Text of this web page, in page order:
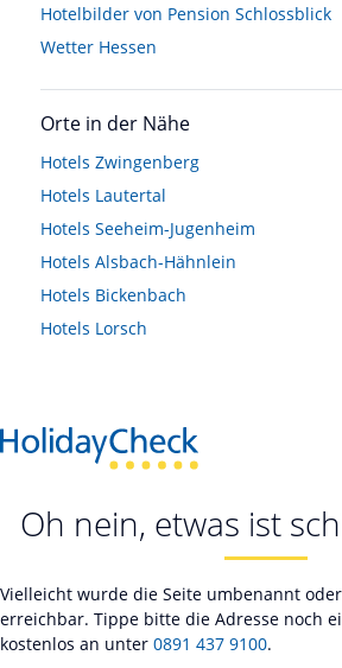
Hotelbilder von Pension Schlossblick
Wetter Hessen
Orte in der Nähe
Hotels Zwingenberg
Hotels Lautertal
Hotels Seeheim-Jugenheim
Hotels Alsbach-Hähnlein
Hotels Bickenbach
Hotels Lorsch
Oh nein, etwas ist
Vielleicht wurde die Seite umbenannt
erreichbar. Tippe bitte die Adresse noch
kostenlos an unter 0891 437 9100.